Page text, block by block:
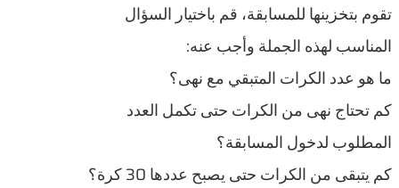
تقوم بتخزينها للمسابقة، قم باختيار السؤال
المناسب لهذه الجملة وأجب عنه:
ما هو عدد الكرات المتبقي مع نهى؟
كم تحتاج نهى من الكرات حتى تكمل العدد
المطلوب لدخول المسابقة؟
كم يتبقى من الكرات حتى يصبح عددها 30 كرة؟